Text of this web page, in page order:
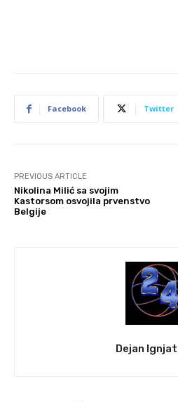
Facebook Twitter
PREVIOUS ARTICLE
Nikolina Milić sa svojim
Kastorsom osvojila prvenstvo
Belgije
Dejan